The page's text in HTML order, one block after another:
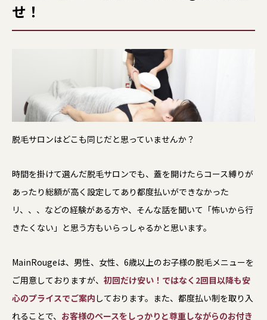
せ！
脱毛サロンはどこも同じだと思っていませんか？
時間を掛けて選んだ脱毛サロンでも、蓋を開けたらコース縛りが
あったり総額が高く設定してあり都度払いができなかった
リ、、、などの経験がある方や、そんな話を聞いて「怖いから行
きたくない」と思う方もいらっしゃるかと思います。
MainRougeは、男性、女性、6歳以上のお子様の脱毛メニューを
ご用意しておりますが、 初回だけ安い！ではなく2回目以降も安
心のプライスでご案内 しております。また、都度払い制を取り入
れることで、 お客様のペースをしっかりと尊重しながらのお付き